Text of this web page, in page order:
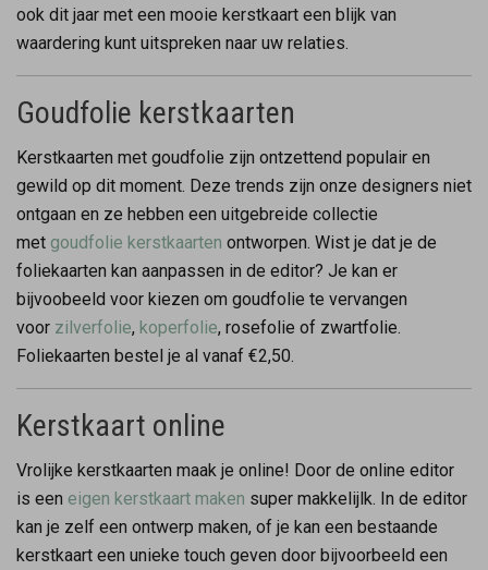
ook dit jaar met een mooie kerstkaart een blijk van
waardering kunt uitspreken naar uw relaties.
Goudfolie kerstkaarten
Kerstkaarten met goudfolie zijn ontzettend populair en
gewild op dit moment. Deze trends zijn onze designers niet
ontgaan en ze hebben een uitgebreide collectie
met goudfolie kerstkaarten ontworpen. Wist je dat je de
foliekaarten kan aanpassen in de editor? Je kan er
bijvoobeeld voor kiezen om goudfolie te vervangen
voor zilverfolie, koperfolie, rosefolie of zwartfolie.
Foliekaarten bestel je al vanaf €2,50.
Kerstkaart online
Vrolijke kerstkaarten maak je online! Door de online editor
is een eigen kerstkaart maken super makkelijlk. In de editor
kan je zelf een ontwerp maken, of je kan een bestaande
kerstkaart een unieke touch geven door bijvoorbeeld een